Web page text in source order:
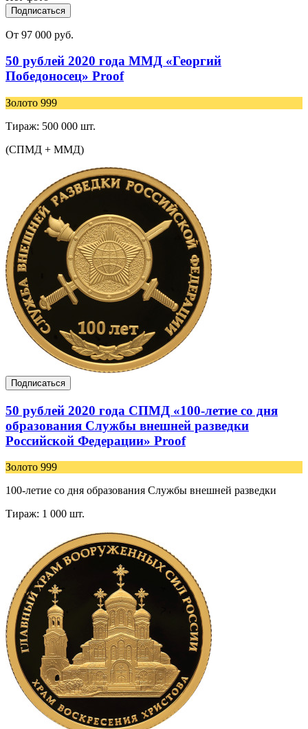
Подписаться
От 97 000 руб.
50 рублей 2020 года ММД «Георгий
Победоносец» Proof
Золото 999
Тираж: 500 000 шт.
(СПМД + ММД)
Подписаться
50 рублей 2020 года СПМД «100-летие со дня
образования Службы внешней разведки
Российской Федерации» Proof
Золото 999
100-летие со дня образования Службы внешней разведки
Тираж: 1 000 шт.